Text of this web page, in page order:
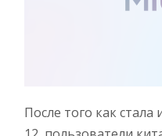
После того как